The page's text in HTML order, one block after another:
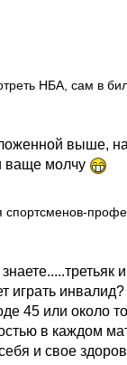
НБА, сам в
выше,
ваще молчу
играть
45 или около
в каждом
и свое